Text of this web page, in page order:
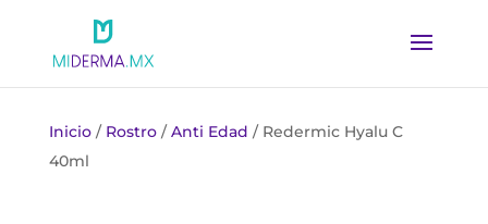
Inicio/ Rostro/Anti Edad / Redermic Hyalu C
40ml